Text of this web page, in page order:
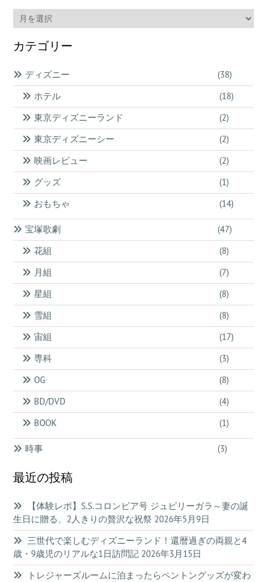
ア
ー
カ
イ
カテゴリー
ディズニー
(38)
ホテル
(18)
東京ディズニーランド
(2)
東京ディズニーシー
(2)
映画レビュー
(2)
グッズ
(1)
おもちゃ
(14)
宝塚歌劇
(47)
花組
(8)
月組
(7)
星組
(8)
雪組
(8)
宙組
(17)
専科
(3)
OG
(8)
BD/DVD
(4)
BOOK
(1)
時事 (3)
最近の投稿
【体験レポ】S.S.コロンビア号 ジュビリーガラ～妻の誕
生日に贈る、2人きりの贅沢な祝祭 2026年5月9日
三世代で楽しむディズニーランド！還暦過ぎの両親と4
歳・9歳児のリアルな1日訪問記 2026年3月15日
トレジャーズルームに泊まったらペントングッズが変わ